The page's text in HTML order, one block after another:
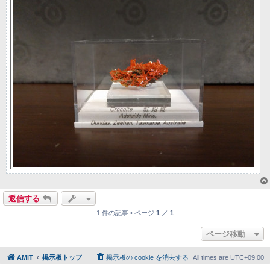
返信する
1 件の記事 • ページ 1 ／ 1
ページ移動
AMiT 掲示板トップ All times are UTC+09:00
掲示板の cookie を消去する